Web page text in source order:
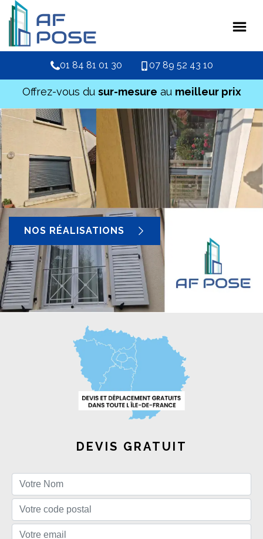
01 84 81 01 30 07 89 52 43 10
Offrez-vous du sur-mesure au meilleur prix
NOS RÉALISATIONS
DEVIS GRATUIT